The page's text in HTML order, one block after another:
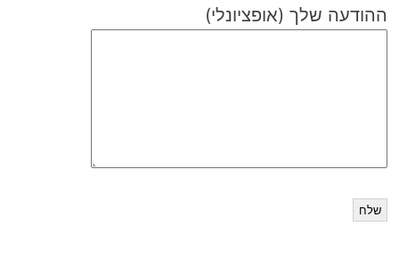
ההודעה שלך (אופציונלי)